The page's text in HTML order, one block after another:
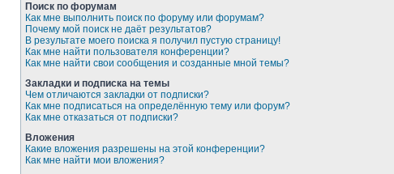
Поиск по форумам
Как мне выполнить поиск по форуму или форумам?
Почему мой поиск не даёт результатов?
В результате моего поиска я получил пустую страницу!
Как мне найти пользователя конференции?
Как мне найти свои сообщения и созданные мной темы?
Закладки и подписка на темы
Чем отличаются закладки от подписки?
Как мне подписаться на определённую тему или форум?
Как мне отказаться от подписки?
Вложения
Какие вложения разрешены на этой конференции?
Как мне найти мои вложения?